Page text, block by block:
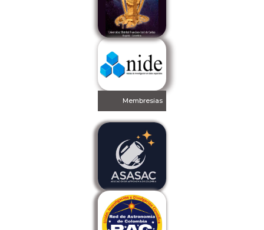
Membresias